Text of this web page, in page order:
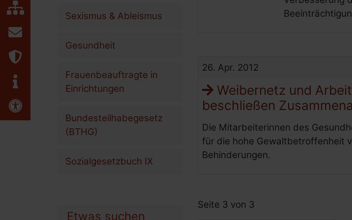
Unsere Projekte
Social Media Netiquette
Erklärung zur Barrierefreiheit
Netzwerke und Koordinierungsstellen für behinderte Frauen
Links für Mädchen mit Behinderung
Bundesweite Organisationen für Menschen mit Behinderung
26. Apr. 2012
Weibernetz und
beschließen
Die Mitarbeiterinnen des
für die hohe Gewaltbetroffenheit
Behinderungen.
Seite 3 von 3
Sexismus & Ableismus
Gesundheit
Frauenbeauftragte in
Einrichtungen
Bundesteilhabegesetz
(BTHG)
Sozialgesetzbuch IX
Etwas suchen
Inhaltsübersicht
Kontakt
Impressum
Erklärung zur Barrierefreiheit